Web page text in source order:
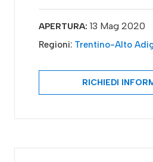
APERTURA: 13 Mag 2020
Regioni: Trentino-Alto
RICHIEDI